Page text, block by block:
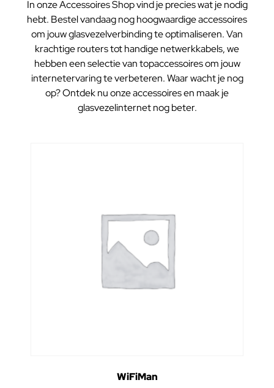
In onze Accessoires Shop vind je precies wat je nodig
hebt. Bestel vandaag nog hoogwaardige accessoires
om jouw glasvezelverbinding te optimaliseren. Van
krachtige routers tot handige netwerkkabels, we
hebben een selectie van topaccessoires om jouw
internetervaring te verbeteren. Waar wacht je nog
op? Ontdek nu onze accessoires en maak je
glasvezelinternet nog beter.
WiFiMan